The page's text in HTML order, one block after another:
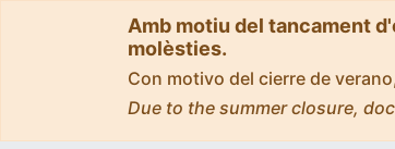
Amb motiu del tancament
molèsties.
Con motivo del cierre de
Due to the summer closure,